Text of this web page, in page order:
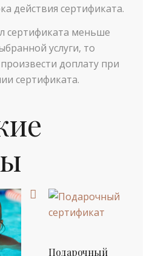
действия сертификата.
сертификата меньше
услуги, то
доплату при
сертификата.
Подарочный